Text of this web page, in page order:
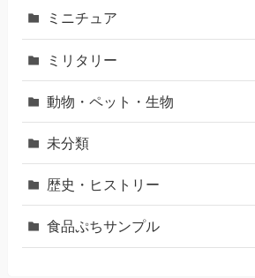
ミニチュア
ミリタリー
動物・ペット・生物
未分類
歴史・ヒストリー
食品ぷちサンプル